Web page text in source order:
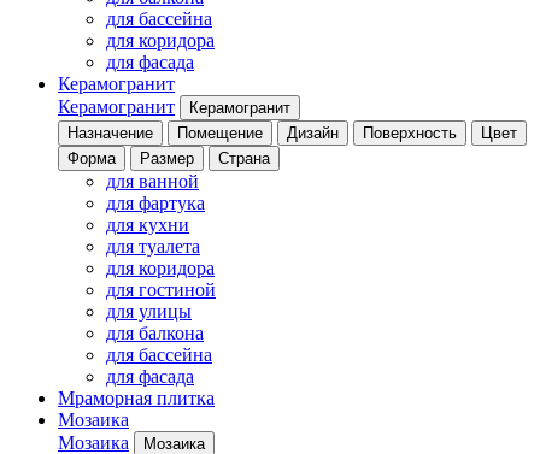
для бассейна
для коридора
для фасада
Керамогранит
Керамогранит
Керамогранит
Назначение
Помещение Дизайн Поверхность
Цвет
Форма
Размер Страна
для ванной
для фартука
для кухни
для туалета
для коридора
для гостиной
для улицы
для балкона
для бассейна
для фасада
Мраморная плитка
Мозаика
Мозаика
Мозаика